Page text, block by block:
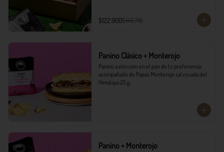
$122.900$148.718
Panino Clásico + Monterojo
Panino a elección en el pan de tu preferencia,
acompañado de Papas Monterojo sal rosada del
Himalaya 25 g.
Panino + Monterojo